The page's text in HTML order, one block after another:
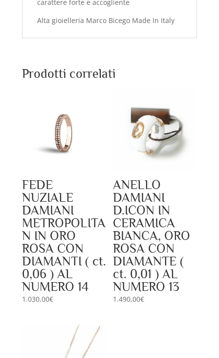
carattere forte e accogliente
Alta gioielleria Marco Bicego Made In Italy
Prodotti correlati
FEDE
NUZIALE
DAMIANI
METROPOLITA
N IN ORO
ROSA CON
DIAMANTI ( ct.
0,06 ) AL
NUMERO 14
1.030,00€
ANELLO
DAMIANI
D.ICON IN
CERAMICA
BIANCA, ORO
ROSA CON
DIAMANTE (
ct. 0,01 ) AL
NUMERO 13
1.490,00€